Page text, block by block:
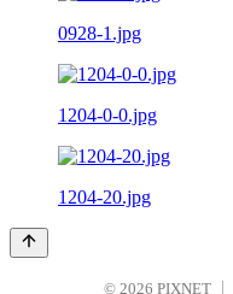
0928-1.jpg
1204-0-0.jpg
1204-20.jpg
© 2026 PIXNET